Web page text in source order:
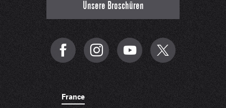
Unsere Broschüren
France